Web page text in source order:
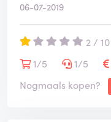
06-07-2019
2 / 10
1/5
1/5
Nogmaals kopen?